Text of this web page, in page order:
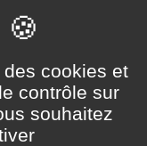
cookies et
contrôle sur
souhaitez